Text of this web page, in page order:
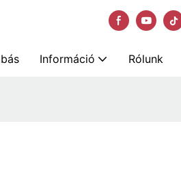
Információ Rólunk